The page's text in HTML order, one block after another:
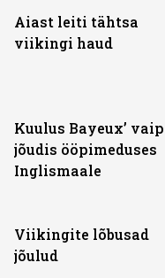
Aiast leiti tähtsa
viikingi haud
Kuulus Bayeux’ vaip
jõudis ööpimeduses
Inglismaale
Viikingite lõbusad
jõulud